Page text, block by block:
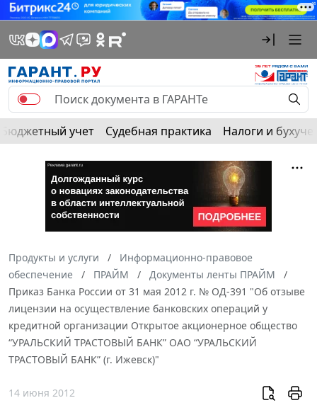
Бюджетный учет Судебная практика Налоги и
Продукты и услуги
Информационно-правовое
обеспечение
ПРАЙМ
Документы ленты ПРАЙМ
Приказ Банка России от 31 мая 2012 г. № ОД-391 "Об отзыве
лицензии на осуществление банковских операций у
кредитной организации Открытое акционерное общество
“УРАЛЬСКИЙ ТРАСТОВЫЙ БАНК” ОАО “УРАЛЬСКИЙ
ТРАСТОВЫЙ БАНК” (г. Ижевск)"
14 июня 2012